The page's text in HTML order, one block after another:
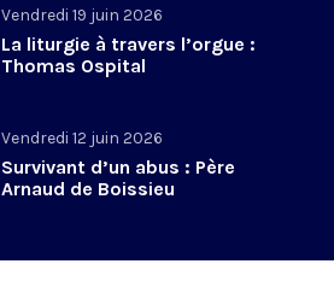
Vendredi 19 juin 2026
La liturgie à travers l’orgue :
Thomas Ospital
Vendredi 12 juin 2026
Survivant d’un abus : Père
Arnaud de Boissieu